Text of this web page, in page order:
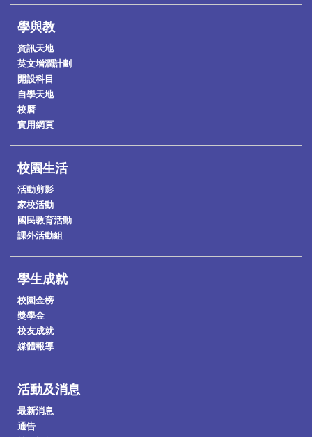
學與教
資訊天地
英文增潤計劃
開設科目
自學天地
校曆
實用網頁
校園生活
活動剪影
家校活動
國民教育活動
課外活動組
學生成就
校園金榜
獎學金
校友成就
媒體報導
活動及消息
最新消息
通告